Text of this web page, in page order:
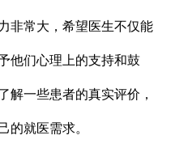
非常大，希望医生不仅能
他们心理上的支持和鼓
解一些患者的真实评价，
的就医需求。